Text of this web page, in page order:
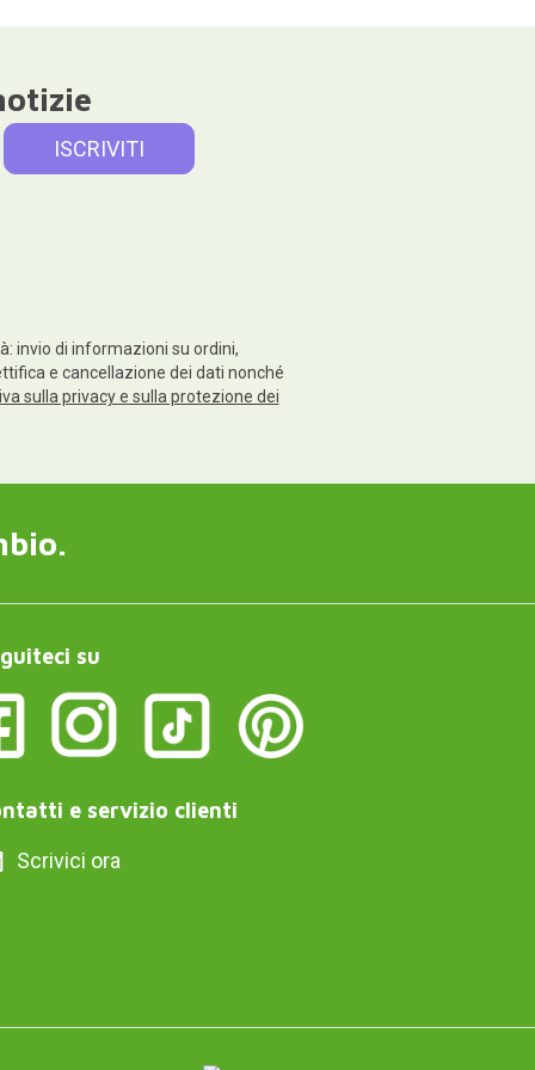
invio di informazioni su ordini,
e cancellazione dei dati nonché
sulla privacy e sulla protezione dei
su
e servizio clienti
Scrivici ora